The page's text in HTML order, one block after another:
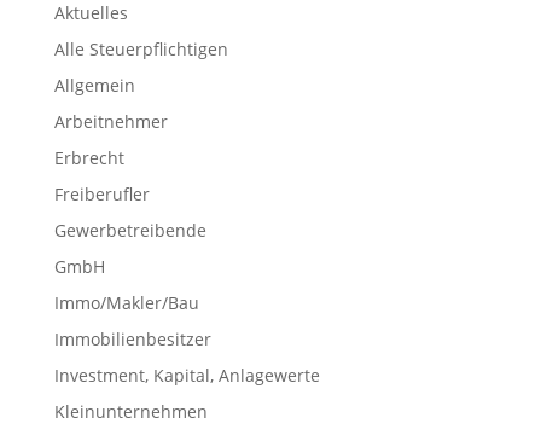
Aktuelles
Alle Steuerpflichtigen
Allgemein
Arbeitnehmer
Erbrecht
Freiberufler
Gewerbetreibende
GmbH
Immo/Makler/Bau
Immobilienbesitzer
Investment, Kapital, Anlagewerte
Kleinunternehmen